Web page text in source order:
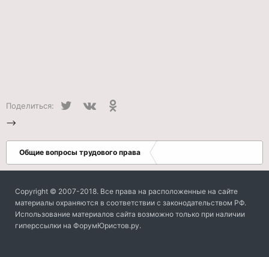
Поделиться: Twitter
-->
Общие вопросы трудового права
Copyright © 2007-2018. Все права на расположенные на сайте
материалы охраняются в соответствии с законодательством РФ.
Использование материалов сайта возможно только при наличии
гиперссылки на ФорумЮристов.ру.